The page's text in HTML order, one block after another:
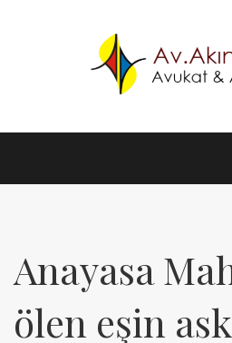
Anayasa
ölen eşin